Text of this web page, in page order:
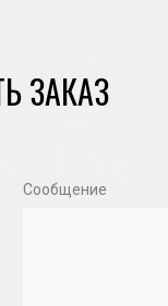
ЗАКАЗ
Сообщение